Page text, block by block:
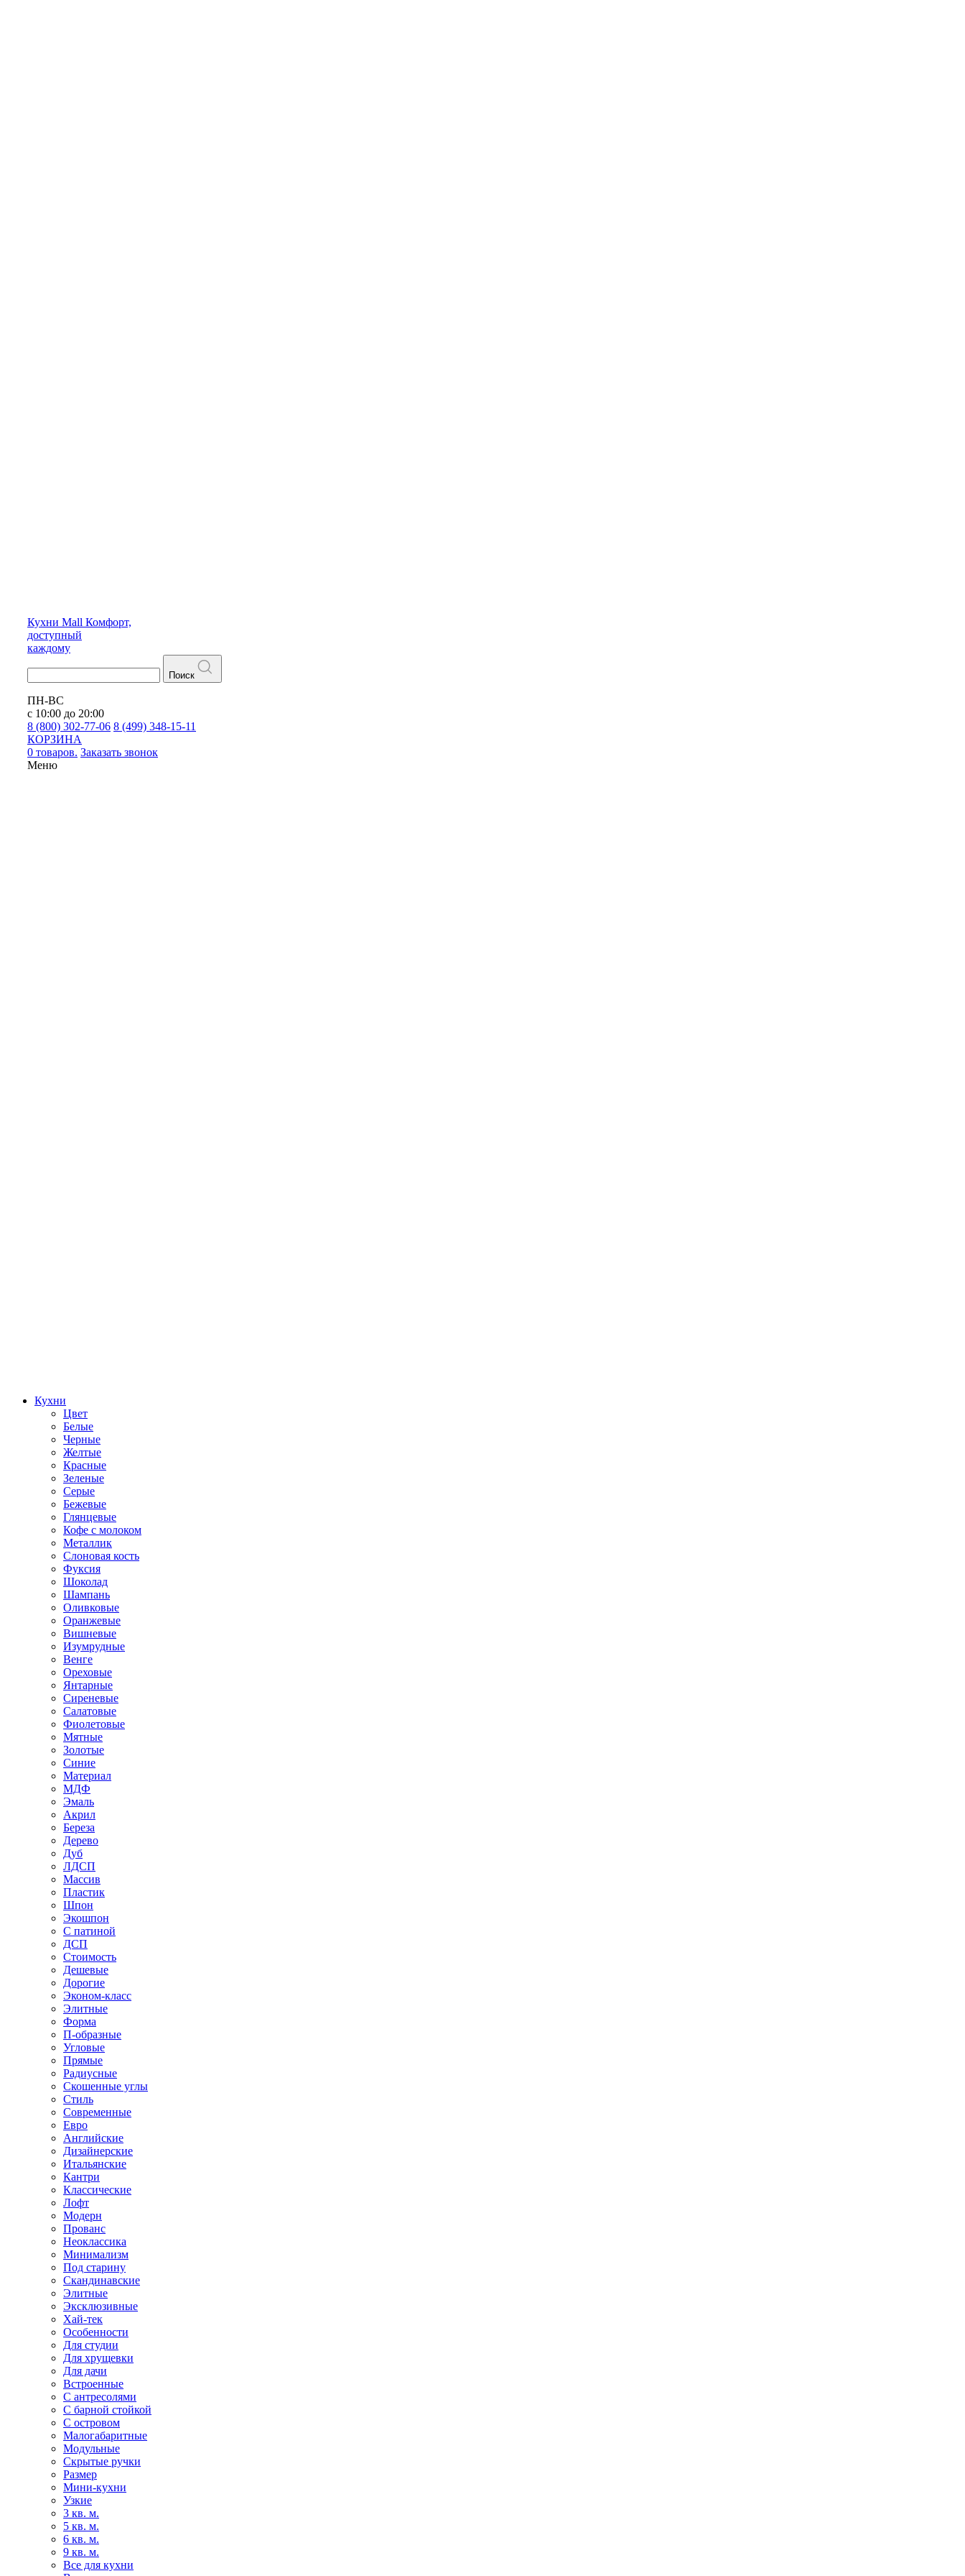
Кухни Mall Комфорт,
доступный
каждому
Поиск
ПН-ВС
с 10:00 до 20:00
8 (800) 302-77-06 8 (499) 348-15-11
КОРЗИНА
0 товаров. Заказать звонок
Меню
Кухни
Цвет
Белые
Черные
Желтые
Красные
Зеленые
Серые
Бежевые
Глянцевые
Кофе с молоком
Металлик
Слоновая кость
Фуксия
Шоколад
Шампань
Оливковые
Оранжевые
Вишневые
Изумрудные
Венге
Ореховые
Янтарные
Сиреневые
Салатовые
Фиолетовые
Мятные
Золотые
Синие
Материал
МДФ
Эмаль
Акрил
Береза
Дерево
Дуб
ЛДСП
Массив
Пластик
Шпон
Экошпон
С патиной
ДСП
Стоимость
Дешевые
Дорогие
Эконом-класс
Элитные
Форма
П-образные
Угловые
Прямые
Радиусные
Скошенные углы
Стиль
Современные
Евро
Английские
Дизайнерские
Итальянские
Кантри
Классические
Лофт
Модерн
Прованс
Неоклассика
Минимализм
Под старину
Скандинавские
Элитные
Эксклюзивные
Хай-тек
Особенности
Для студии
Для хрущевки
Для дачи
Встроенные
С антресолями
С барной стойкой
С островом
Малогабаритные
Модульные
Скрытые ручки
Размер
Мини-кухни
Узкие
3 кв. м.
5 кв. м.
6 кв. м.
9 кв. м.
Все для кухни